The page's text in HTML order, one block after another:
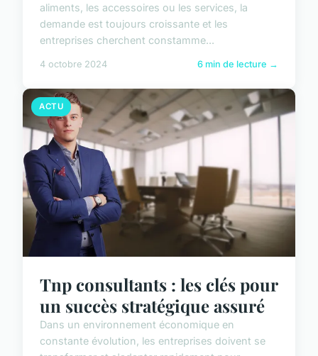
aliments, les accessoires ou les services, la
demande est toujours croissante et les
entreprises cherchent constamme...
4 octobre 2024 6 min de lecture →
ACTU
Tnp consultants : les clés pour
un succès stratégique assuré
Dans un environnement économique en
constante évolution, les entreprises doivent se